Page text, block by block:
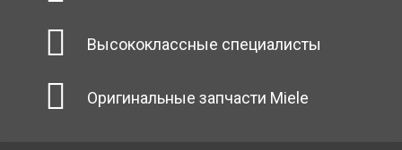
Высококлассные специалисты
Оригинальные запчасти Miele